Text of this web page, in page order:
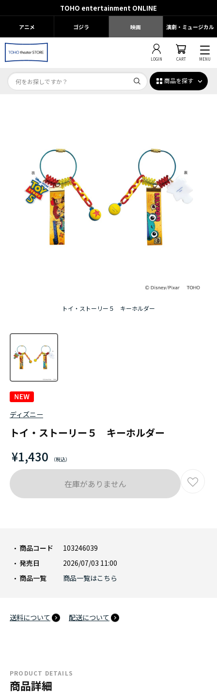
TOHO entertainment ONLINE
アニメ ゴジラ 映画 演劇・ミュージカル
LOGIN CART MENU
商品を探す
トイ・ストーリー５ キーホルダー
ディズニー
トイ・ストーリー５ キーホルダー
¥1,430
商品コード
103246039
発売日
2026/07/03 11:00
商品一覧
商品一覧はこちら
送料について 配送について
在庫がありません
PRODUCT DETAILS
商品詳細